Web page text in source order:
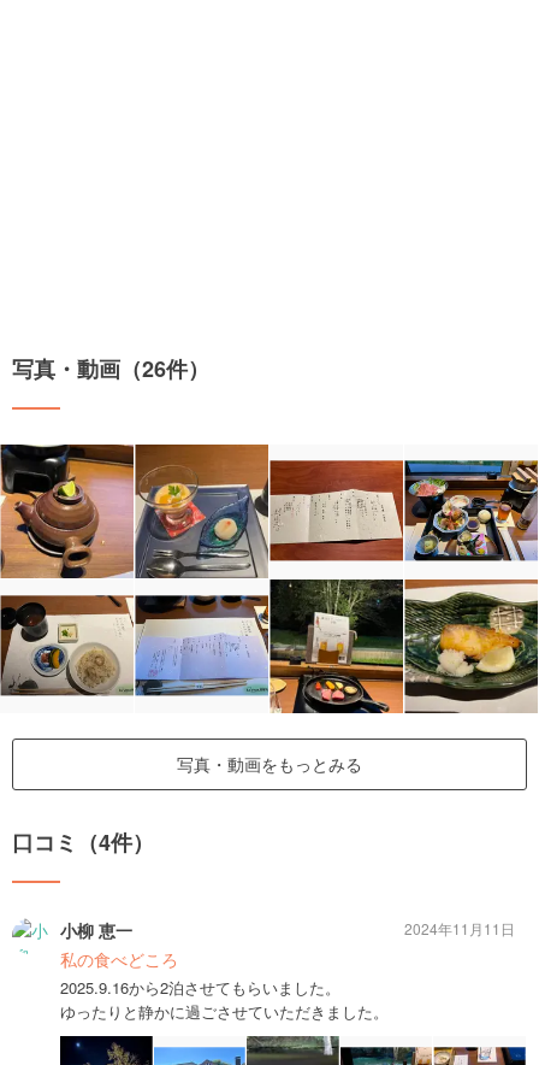
写真・動画（26件）
写真・動画をもっとみる
口コミ（4件）
小柳 恵一
私の食べどころ
2025.9.16から2泊させてもらいました。
ゆったりと静かに過ごさせていただきました。
2024年11月11日